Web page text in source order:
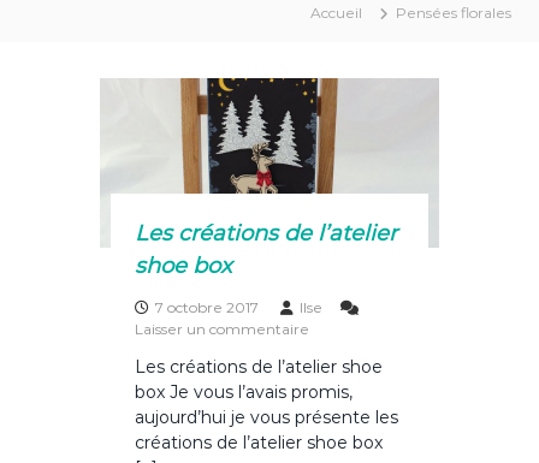
Accueil Pensées florales
Les créations de l’atelier
shoe box
7 octobre 2017
Ilse
Laisser un commentaires
r
L
e
s
Les créations de l’atelier shoe
box Je vous l’avais promis,
aujourd’hui je vous présente les
créations de l’atelier shoe box